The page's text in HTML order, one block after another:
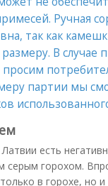
Ручная
так как
В случае
партии мы
есть
серым горохом.
в горохе, но и